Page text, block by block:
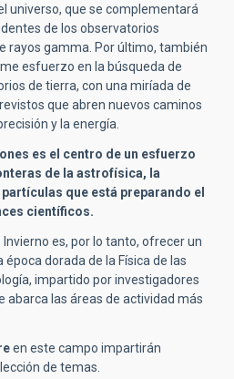
universo, que se complementará
de los observatorios
rayos gamma. Por último, también
esfuerzo en la búsqueda de
de tierra, con una miríada de
que abren nuevos caminos
y la energía.
es el centro de un esfuerzo
de la astrofísica, la
que está preparando el
científicos.
Invierno es, por lo tanto, ofrecer un
dorada de la Física de las
impartido por investigadores
abarca las áreas de actividad más
en este campo impartirán
de temas.